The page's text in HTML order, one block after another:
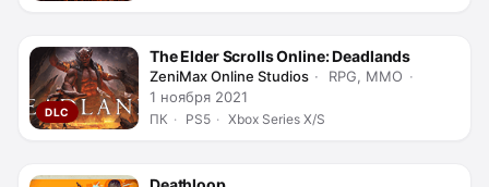
DLC
The Elder Scrolls Online: Deadlands
ZeniMax Online Studios
RPG, MMO
1 ноября 2021
ПК PS5 Xbox Series X/S